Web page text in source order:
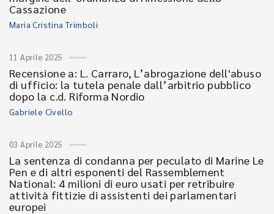
Cassazione
Maria Cristina Trimboli
11 Aprile 2025
Recensione a: L. Carraro, L’abrogazione dell'abuso
di ufficio: la tutela penale dall’arbitrio pubblico
dopo la c.d. Riforma Nordio
Gabriele Civello
03 Aprile 2025
La sentenza di condanna per peculato di Marine Le
Pen e di altri esponenti del Rassemblement
National: 4 milioni di euro usati per retribuire
attività fittizie di assistenti dei parlamentari
europei